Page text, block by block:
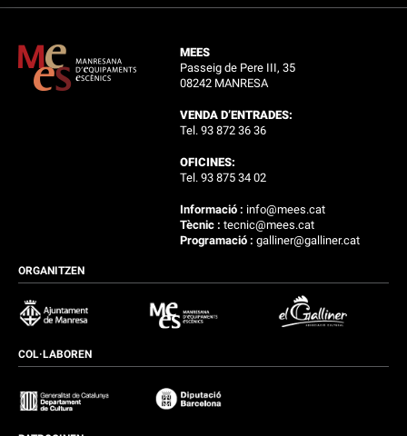
MEES
Passeig de Pere III, 35
08242 MANRESA
VENDA D’ENTRADES:
Tel. 93 872 36 36
OFICINES:
Tel. 93 875 34 02
Informació : info@mees.cat
Tècnic :tecnic@mees.cat
Programació :galliner@galliner.cat
ORGANITZEN
COL·LABOREN